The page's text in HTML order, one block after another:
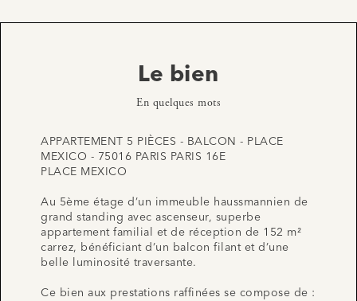
Le bien
En quelques mots
APPARTEMENT 5 PIÈCES - BALCON - PLACE
MEXICO - 75016 PARIS PARIS 16E
PLACE MEXICO
Au 5ème étage d’un immeuble haussmannien de
grand standing avec ascenseur, superbe
appartement familial et de réception de 152 m²
carrez, bénéficiant d’un balcon filant et d’une
belle luminosité traversante.
Ce bien aux prestations raffinées se compose de :